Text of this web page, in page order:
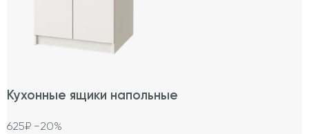
Кухонные ящики напольные
625₽ −20%